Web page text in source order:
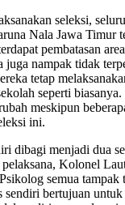
seleksi,
Nala Jawa Timur
pembatasan
juga nampak tidak
tetap
seperti
meskipun
ini.
dibagi menjadi dua
pelaksana, Kolonel
semua tampak
bertujuan